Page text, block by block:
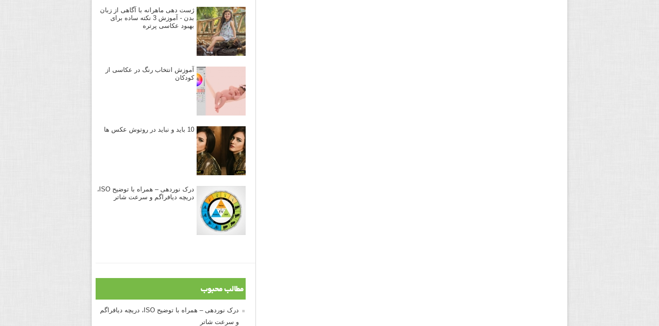
ژست دهی ماهرانه با آگاهی از زبان
بدن - آموزش 3 نکته ساده برای
بهبود عکاسی پرتره
آموزش انتخاب رنگ در عکاسی از
کودکان
10 باید و نباید در روتوش عکس ها
درک نوردهی – همراه با توضیح ISO،
دریچه دیافراگم و سرعت شاتر
مطالب محبوب
درک نوردهی – همراه با توضیح ISO، دریچه دیافراگم
و سرعت شاتر